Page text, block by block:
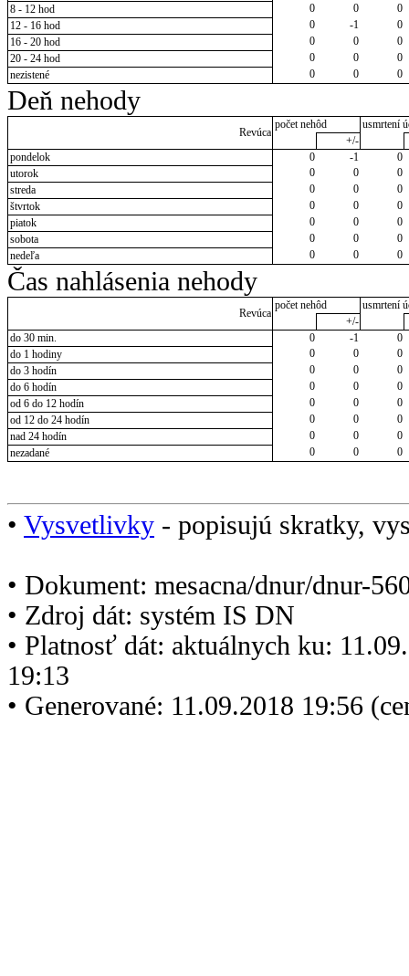
8 - 12 hod
0 0
0
12 - 16 hod
0 -1
0
16 - 20 hod
0 0
0
20 - 24 hod
0 0
0
nezistené
0 0 0
Deň nehody
Revúca
počet nehôd
usmrtení
+/-
pondelok
0 -1
0
utorok
0 0
0
streda
0 0
0
štvrtok
0 0
0
piatok
0 0
0
sobota
0 0
0
nedeľa
0 0 0
Čas nahlásenia nehody
Revúca
počet nehôd
usmrtení
+/-
do 30 min.
0 -1
0
do 1 hodiny
0 0
0
do 3 hodín
0 0
0
do 6 hodín
0 0
0
od 6 do 12 hodín
0 0
0
od 12 do 24 hodín
0 0
0
nad 24 hodín
0 0
0
nezadané
0 0 0
• Vysvetlivky - popisujú skratky,
• Dokument: mesacna/dnur/dnur-
• Zdroj dát: systém IS DN
• Platnosť dát: aktuálnych ku:
19:13
• Generované: 11.09.2018 19:56